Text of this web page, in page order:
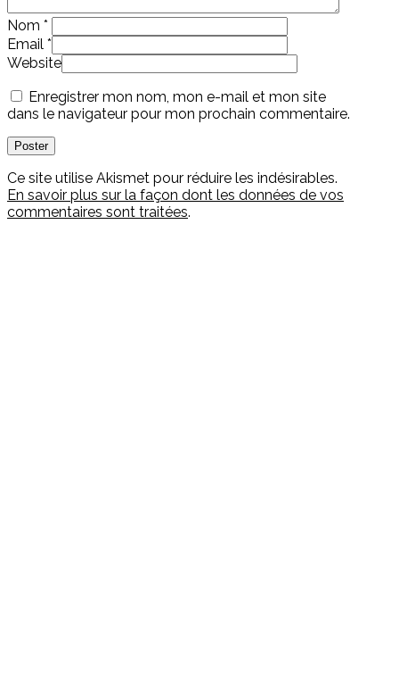
Nom *
Email *
Website
Enregistrer mon nom, mon e-mail et mon site
dans le navigateur pour mon prochain commentaire.
Ce site utilise Akismet pour réduire les indésirables.
En savoir plus sur la façon dont les données de vos
commentaires sont traitées.